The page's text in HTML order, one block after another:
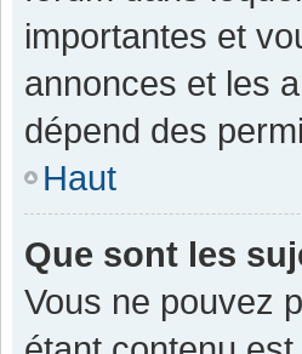
importantes et
annonces et les
dépend des
Haut
Que sont les
Vous ne pouvez